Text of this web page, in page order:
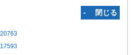
‐ 閉じる